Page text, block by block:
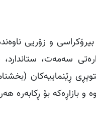
و زۆریی
سەمەت،
ڕێنماییەکان
و بازاڕەکە بۆ ڕکابەرە